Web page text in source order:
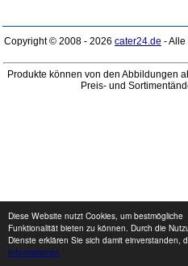
Diese Website nutzt Cookies, um bestmögliche
Funktionalität bieten zu können. Durch die
Dienste erklären Sie sich damit einverstanden,
Informationen
Copyright © 2008 - 2026 cater24.de -
Produkte können von den Abbildungen
Preis- und